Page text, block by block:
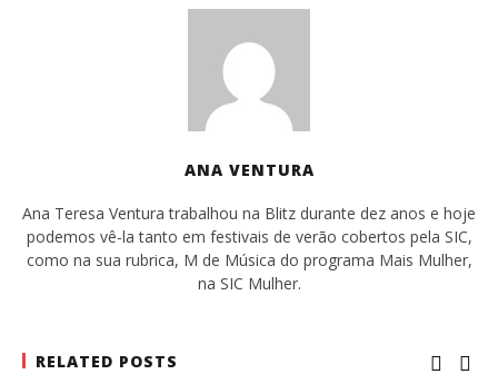
ANA VENTURA
Ana Teresa Ventura trabalhou na Blitz durante dez anos e hoje
podemos vê-la tanto em festivais de verão cobertos pela SIC,
como na sua rubrica, M de Música do programa Mais Mulher,
na SIC Mulher.
RELATED POSTS